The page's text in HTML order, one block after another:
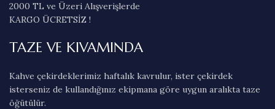
2000 TL ve Üzeri Alışverişlerde
KARGO ÜCRETSİZ !
TAZE VE KIVAMINDA
Kahve çekirdeklerimiz haftalık kavrulur, ister çekirdek
isterseniz de kullandığınız ekipmana göre uygun aralıkta taze
öğütülür.